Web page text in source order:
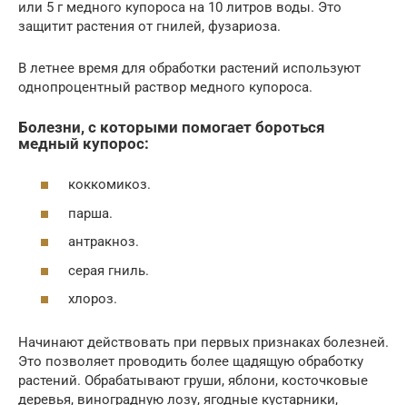
или 5 г медного купороса на 10 литров воды. Это
защитит растения от гнилей, фузариоза.
В летнее время для обработки растений используют
однопроцентный раствор медного купороса.
Болезни, с которыми помогает бороться
медный купорос:
коккомикоз.
парша.
антракноз.
серая гниль.
хлороз.
Начинают действовать при первых признаках болезней.
Это позволяет проводить более щадящую обработку
растений. Обрабатывают груши, яблони, косточковые
деревья, виноградную лозу, ягодные кустарники,